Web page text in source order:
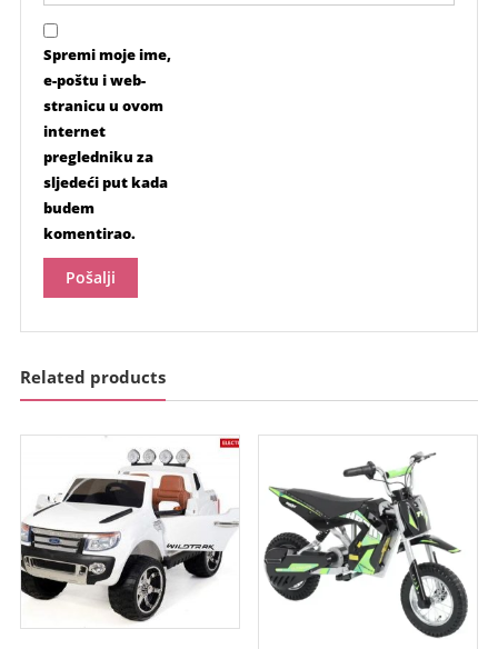
Spremi moje ime,
e-poštu i web-
stranicu u ovom
internet
pregledniku za
sljedeći put kada
budem
komentirao.
Related products